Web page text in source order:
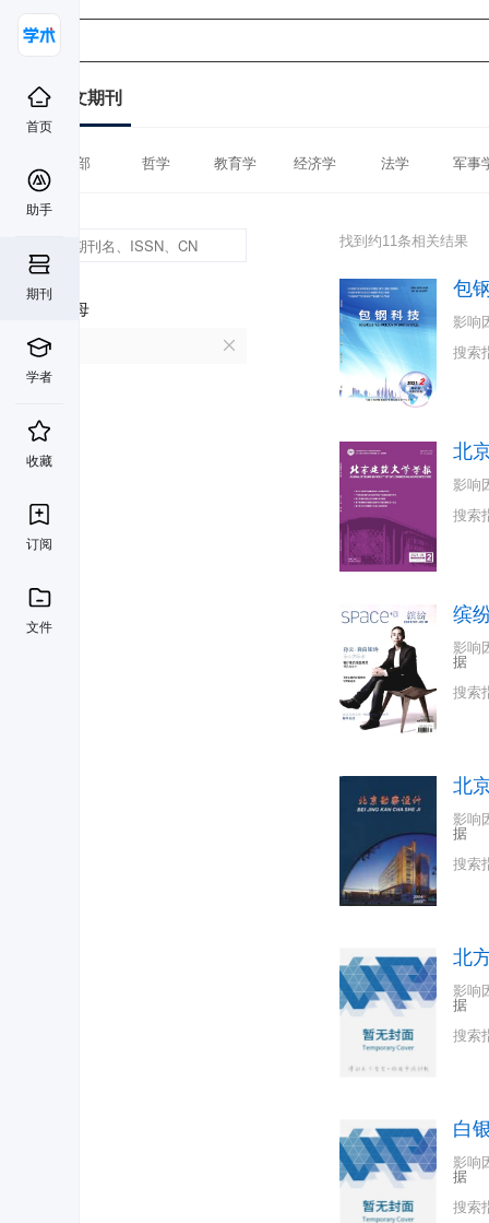
首页
助手
期刊
学者
收藏
订阅
文件
中文期刊
全部 哲学 教育学 经济学 法学 军事
首字母
B
找到约11条相关结果
包
影响
搜索
北
影响
搜索
缤
影响
据
搜索
北
影响
据
搜索
北
影响
据
搜索
白
影响
据
搜索